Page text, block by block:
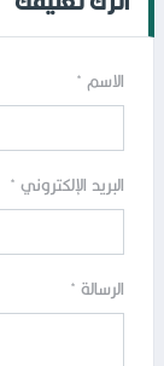
الاسم *
البريد الإلكتروني *
الرسالة *